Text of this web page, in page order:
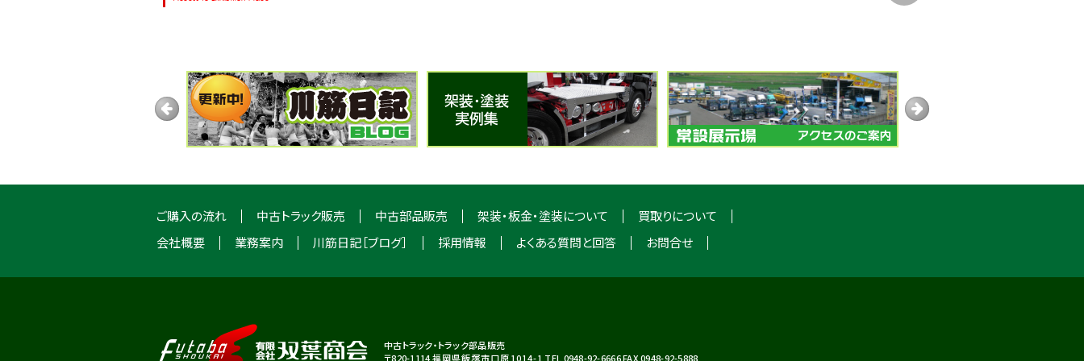
ご購入の流れ 中古トラック販売 中古部品販売 架装・板金・塗装について
買取りについて
会社概要
業務案内 川筋日記［ブログ］ 採用情報 よくある質問と回答 お問合せ
中古トラック・トラック部品販売
〒820-1114福岡県飯塚市口原1014-1 TEL 0948-92-6666 FAX 0948-92-5888